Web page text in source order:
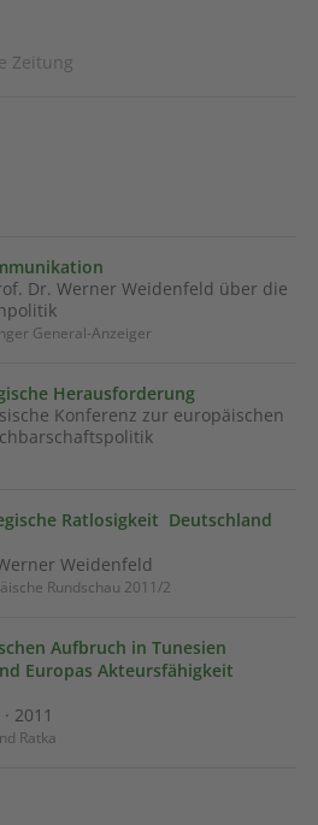
Zeitung
Dr. Werner Weidenfeld über die
General-Anzeiger
Herausforderung
Konferenz zur europäischen
Ratlosigkeit  Deutschland
Weidenfeld
Rundschau 2011/2
Aufbruch in Tunesien
Europas Akteursfähigkeit
2011
Ratka